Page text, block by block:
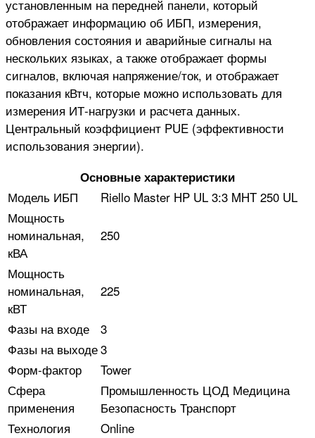
установленным на передней панели, который
отображает информацию об ИБП, измерения,
обновления состояния и аварийные сигналы на
нескольких языках, а также отображает формы
сигналов, включая напряжение/ток, и отображает
показания кВтч, которые можно использовать для
измерения ИТ-нагрузки и расчета данных.
Центральный коэффициент PUE (эффективности
использования энергии).
Основные характеристики
Модель ИБП
Riello Master HP UL 3:3 MHT 250 UL
Мощность
номинальная,
кВА
250
Мощность
номинальная,
кВТ
225
Фазы на входе
3
Фазы на выходе3
Форм-фактор
Tower
Сфера
применения
Промышленность ЦОД Медицина
Безопасность Транспорт
Технология
Online